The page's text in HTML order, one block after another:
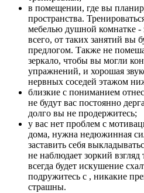
в помещении, где вы
пространства.
мебелью душной комнатке -
всего, от таких занятий вы
предлогом. Также не
зеркало, чтобы вы могли
упражнений, и хорошая
нервных соседей этажом
близкие с пониманием
не будут вас постоянно
долго вы не продержитесь;
у вас нет проблем с
дома, нужна недюжинная
заставить себя
не наблюдает зоркий взгляд
всегда будет искушение
подружитесь с , никакие
страшны.